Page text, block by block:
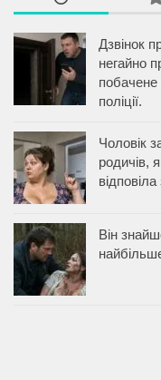
Дзвінок
негайно
побачене
поліції.
Чоловік
родичів,
Він